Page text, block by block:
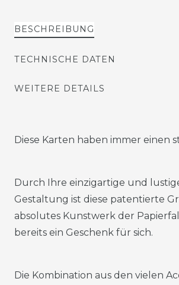
BESCHREIBUNG
TECHNISCHE DATEN
WEITERE DETAILS
Diese Karten haben immer einen
Durch Ihre einzigartige und
Gestaltung ist diese patentierte
absolutes Kunstwerk der
bereits ein Geschenk für sich.
Die Kombination aus den vielen